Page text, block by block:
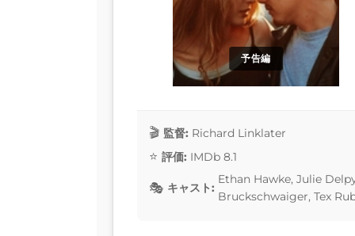
予告編
監督: Richard Linklater
評価: IMDb 8.1
キャスト:
Ethan Hawke, Julie
Bruckschwaiger, Tex